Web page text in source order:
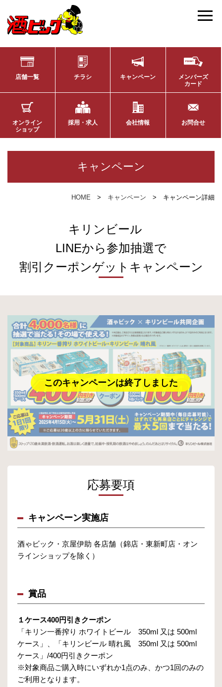
店舗一覧 チラシ キャンペーン
メンバーズ
カード
オンライン
ショップ
採用・求人 会社情報 お問合せ
キャンペーン
HOME キャンペーン キャンペーン詳細
キリンビール
LINEから参加抽選で
割引クーポンゲットキャンペーン
応募要項
キャンペーン実施店
酒ゃビック・京屋伊助 各店舗（錦店・東新町店・オン
ラインショップを除く）
賞品
１ケース400円引きクーポン
「キリン一番搾り ホワイトビール 350ml 又は 500ml
ケース」、「キリンビール 晴れ風 350ml 又は 500ml
ケース」/400円引きクーポン
※対象商品ご購入時にいずれか1点のみ、かつ1回のみの
ご利用となります。